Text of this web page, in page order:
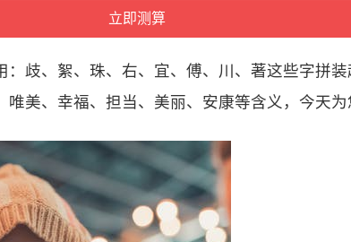
：歧、絮、珠、右、宜、傅、川、著这些字拼
美、幸福、担当、美丽、安康等含义，今天为